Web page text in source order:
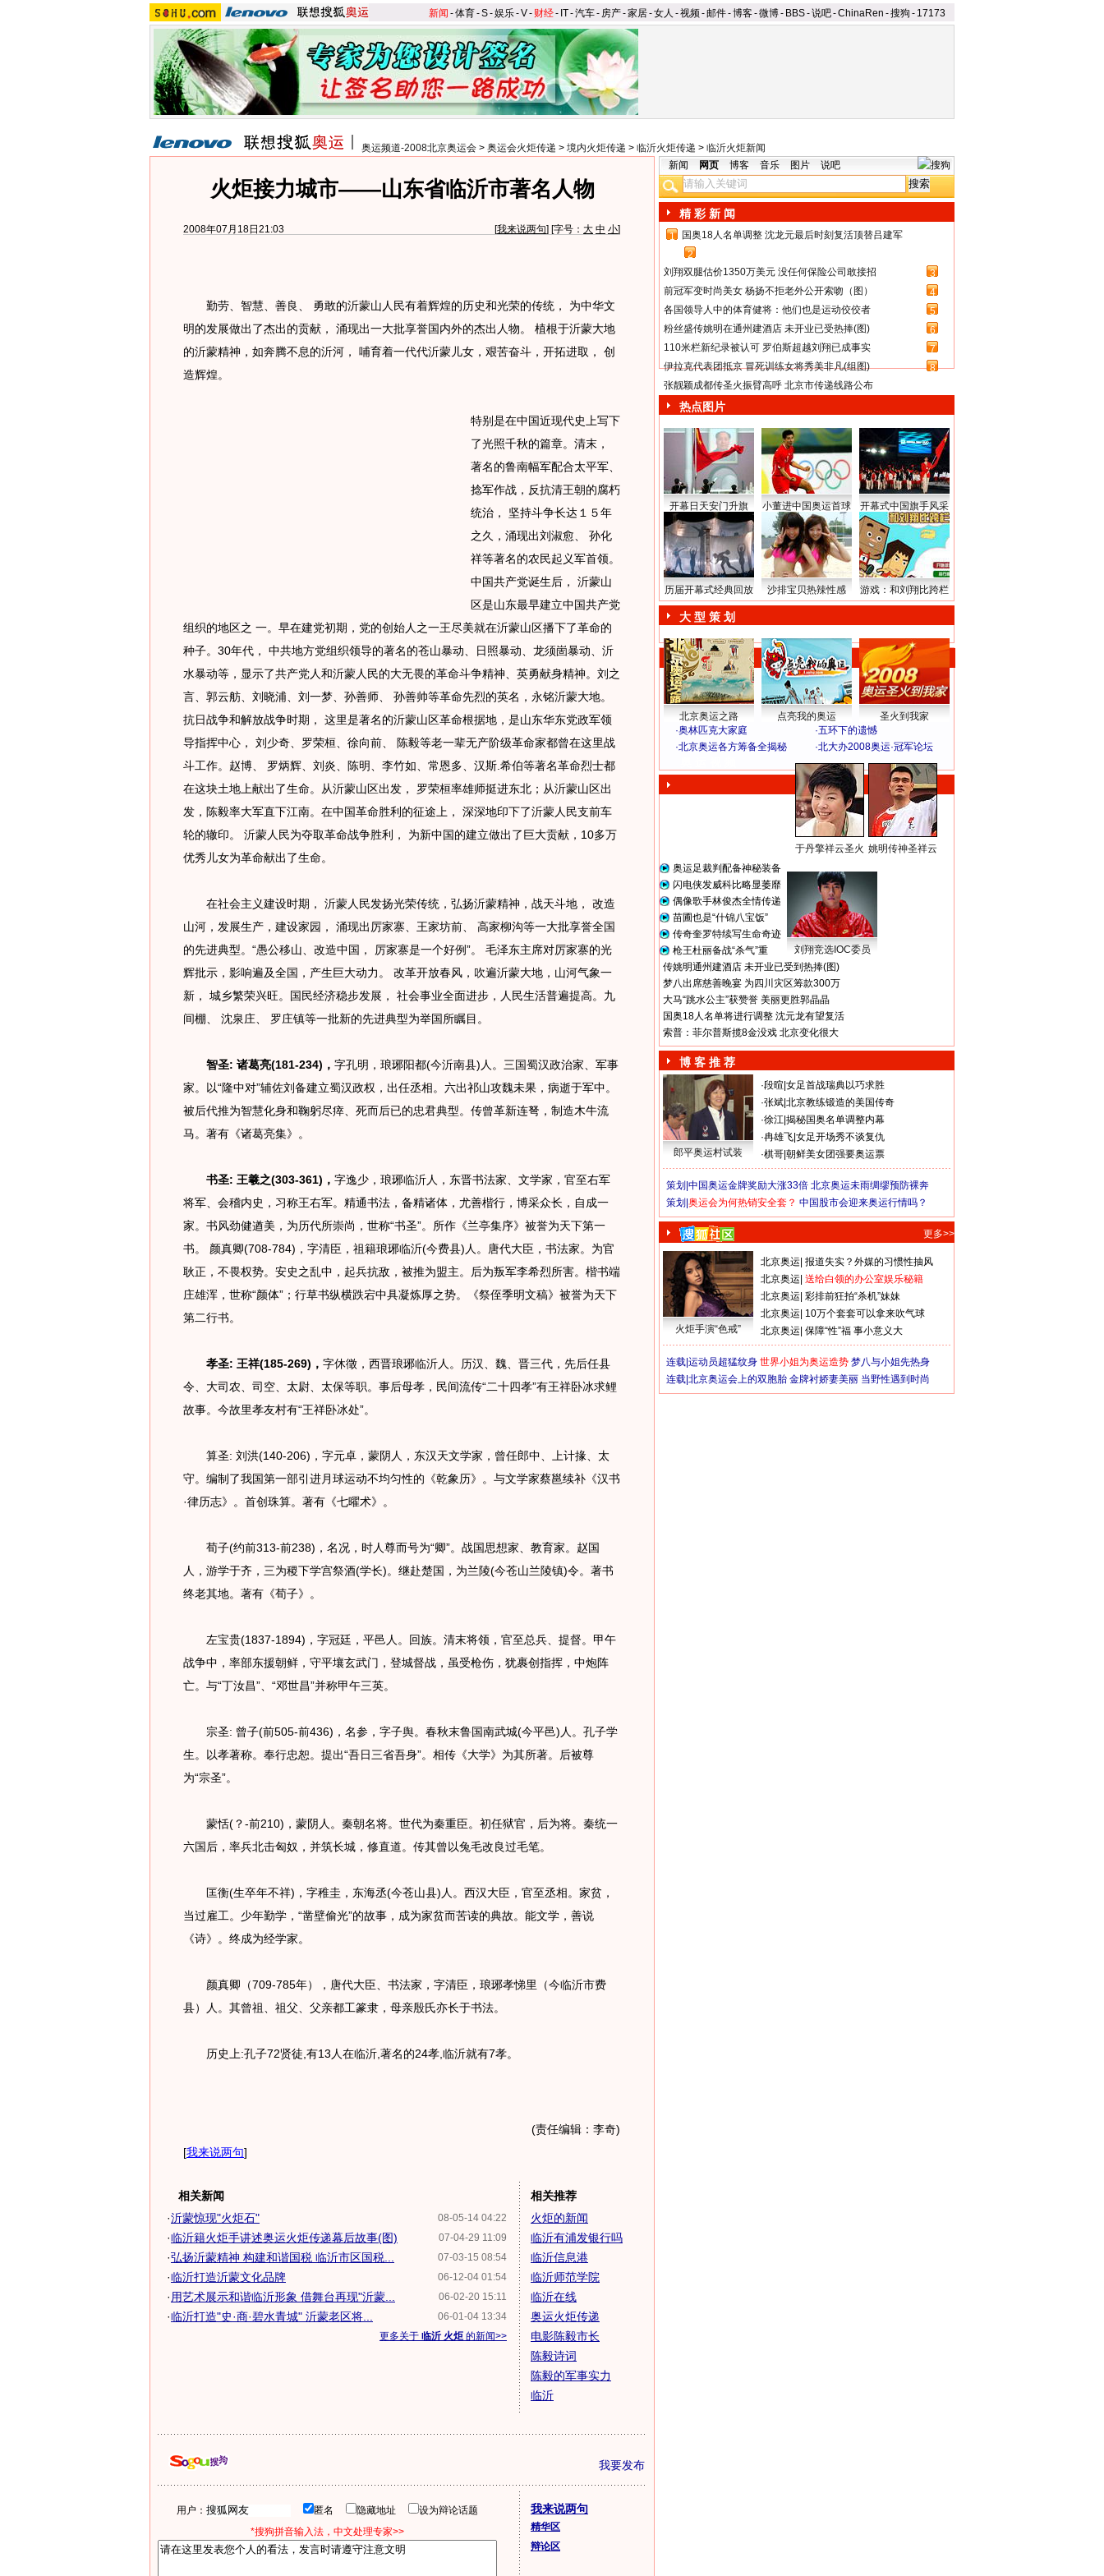
新闻 -体育-S-娱乐-V- 财经- IT-汽车- 房产-家居-女人 -视频-邮件-博客-微博- BBS-说吧-ChinaRen -搜狗 - 17173
奥运频道-2008北京奥运会 > 奥运会火炬传递 > 境内火炬传递 > 临沂火炬传递 > 临沂火炬新闻
火炬接力城市——山东省临沂市著名人物
2008年07月18日21:03 [我来说两句] [字号： 大 中 小]
勤劳、智慧、善良、 勇敢的沂蒙山人民有着辉煌的历史和光荣的传统， 为中华文
明的发展做出了杰出的贡献， 涌现出一大批享誉国内外的杰出人物。 植根于沂蒙大地
的沂蒙精神，如奔腾不息的沂河， 哺育着一代代沂蒙儿女，艰苦奋斗，开拓进取， 创
造辉煌。
特别是在中国近现代史上写下
了光照千秋的篇章。清末，
著名的鲁南幅军配合太平军、
捻军作战，反抗清王朝的腐朽
统治， 坚持斗争长达１５年
之久，涌现出刘淑愈、 孙化
祥等著名的农民起义军首领。
中国共产党诞生后， 沂蒙山
区是山东最早建立中国共产党
组织的地区之 一。早在建党初期，党的创始人之一王尽美就在沂蒙山区播下了革命的
种子。30年代， 中共地方党组织领导的著名的苍山暴动、日照暴动、龙须崮暴动、沂
水暴动等，显示了共产党人和沂蒙人民的大无畏的革命斗争精神、英勇献身精神。刘之
言、郭云舫、刘晓浦、刘一梦、孙善师、 孙善帅等革命先烈的英名，永铭沂蒙大地。
抗日战争和解放战争时期， 这里是著名的沂蒙山区革命根据地，是山东华东党政军领
导指挥中心， 刘少奇、罗荣桓、徐向前、 陈毅等老一辈无产阶级革命家都曾在这里战
斗工作。赵博、 罗炳辉、刘炎、陈明、李竹如、常恩多、汉斯.希伯等著名革命烈士都
在这块土地上献出了生命。从沂蒙山区出发， 罗荣桓率雄师挺进东北；从沂蒙山区出
发，陈毅率大军直下江南。在中国革命胜利的征途上， 深深地印下了沂蒙人民支前车
轮的辙印。 沂蒙人民为夺取革命战争胜利， 为新中国的建立做出了巨大贡献，10多万
优秀儿女为革命献出了生命。
在社会主义建设时期， 沂蒙人民发扬光荣传统，弘扬沂蒙精神，战天斗地， 改造
山河，发展生产，建设家园， 涌现出厉家寨、王家坊前、 高家柳沟等一大批享誉全国
的先进典型。“愚公移山、改造中国， 厉家寨是一个好例”。 毛泽东主席对厉家寨的光
辉批示，影响遍及全国，产生巨大动力。 改革开放春风，吹遍沂蒙大地，山河气象一
新， 城乡繁荣兴旺。国民经济稳步发展， 社会事业全面进步，人民生活普遍提高。九
间棚、 沈泉庄、 罗庄镇等一批新的先进典型为举国所瞩目。
智圣: 诸葛亮(181-234)， 字孔明，琅琊阳都(今沂南县)人。三国蜀汉政治家、军事
家。以“隆中对”辅佐刘备建立蜀汉政权，出任丞相。六出祁山攻魏未果，病逝于军中。
被后代推为智慧化身和鞠躬尽瘁、死而后已的忠君典型。传曾革新连弩，制造木牛流
马。著有《诸葛亮集》。
书圣: 王羲之(303-361)， 字逸少，琅琊临沂人，东晋书法家、文学家，官至右军
将军、会稽内史，习称王右军。精通书法，备精诸体，尤善楷行，博采众长，自成一
家。书风劲健遒美，为历代所崇尚，世称“书圣”。所作《兰亭集序》被誉为天下第一
书。 颜真卿(708-784)，字清臣，祖籍琅琊临沂(今费县)人。唐代大臣，书法家。为官
耿正，不畏权势。安史之乱中，起兵抗敌，被推为盟主。后为叛军李希烈所害。楷书端
庄雄浑，世称“颜体”；行草书纵横跌宕中具凝炼厚之势。《祭侄季明文稿》被誉为天下
第二行书。
孝圣: 王祥(185-269)， 字休徵，西晋琅琊临沂人。历汉、魏、晋三代，先后任县
令、大司农、司空、太尉、太保等职。事后母孝，民间流传“二十四孝”有王祥卧冰求鲤
故事。今故里孝友村有“王祥卧冰处”。
算圣: 刘洪(140-206)，字元卓，蒙阴人，东汉天文学家，曾任郎中、上计掾、太
守。编制了我国第一部引进月球运动不均匀性的《乾象历》。与文学家蔡邕续补《汉书
·律历志》。首创珠算。著有《七曜术》。
荀子(约前313-前238)，名况，时人尊而号为“卿”。战国思想家、教育家。赵国
人，游学于齐，三为稷下学宫祭酒(学长)。继赴楚国，为兰陵(今苍山兰陵镇)令。著书
终老其地。著有《荀子》。
左宝贵(1837-1894)，字冠廷，平邑人。回族。清末将领，官至总兵、提督。甲午
战争中，率部东援朝鲜，守平壤玄武门，登城督战，虽受枪伤，犹裹创指挥，中炮阵
亡。与“丁汝昌”、“邓世昌”并称甲午三英。
宗圣: 曾子(前505-前436)，名参，字子舆。春秋末鲁国南武城(今平邑)人。孔子学
生。以孝著称。奉行忠恕。提出“吾日三省吾身”。相传《大学》为其所著。后被尊
为“宗圣”。
蒙恬(？-前210)，蒙阴人。秦朝名将。世代为秦重臣。初任狱官，后为将。秦统一
六国后，率兵北击匈奴，并筑长城，修直道。传其曾以兔毛改良过毛笔。
匡衡(生卒年不祥)，字稚圭，东海丞(今苍山县)人。西汉大臣，官至丞相。家贫，
当过雇工。少年勤学，“凿壁偷光”的故事，成为家贫而苦读的典故。能文学，善说
《诗》。终成为经学家。
颜真卿（709-785年），唐代大臣、书法家，字清臣，琅琊孝悌里（今临沂市费
县）人。其曾祖、祖父、父亲都工篆隶，母亲殷氏亦长于书法。
历史上:孔子72贤徒,有13人在临沂,著名的24孝,临沂就有7孝。
(责任编辑：李奇)
[我来说两句]
相关新闻
08-05-14 04:22
·沂蒙惊现"火炬石"
07-04-29 11:09
·临沂籍火炬手讲述奥运火炬传递幕后故事(图)
07-03-15 08:54
·弘扬沂蒙精神 构建和谐国税 临沂市区国税...
06-12-04 01:54
·临沂打造沂蒙文化品牌
06-02-20 15:11
· 用艺术展示和谐临沂形象 借舞台再现"沂蒙...
06-01-04 13:34
·临沂打造"史·商·碧水青城" 沂蒙老区将...
更多关于 临沂 火炬 的新闻>>
相关推荐
火炬的新闻
临沂有浦发银行吗
临沂信息港
临沂师范学院
临沂在线
奥运火炬传递
电影陈毅市长
陈毅诗词
陈毅的军事实力
临沂
我要发布
用户： 匿名 隐藏地址
设为辩论话题
*搜狗拼音输入法，中文处理专家>>
我来说两句
精华区
辩论区
新闻 网页 博客 音乐 图片 说吧
精 彩 新 闻
1
国奥18人名单调整 沈龙元最后时刻复活顶替吕建军
2
刘翔双腿估价1350万美元 没任何保险公司敢接招
3
前冠军变时尚美女 杨扬不拒老外公开索吻（图）
4
各国领导人中的体育健将：他们也是运动佼佼者
5
粉丝盛传姚明在通州建酒店 未开业已受热捧(图)
6
110米栏新纪录被认可 罗伯斯超越刘翔已成事实
7
伊拉克代表团抵京 冒死训练女将秀美非凡(组图)
8
张靓颖成都传圣火振臂高呼 北京市传递线路公布
热点图片
开幕日天安门升旗 小董进中国奥运首球 开幕式中国旗手风采
历届开幕式经典回放 沙排宝贝热辣性感 游戏：和刘翔比跨栏
大 型 策 划
北京奥运之路 点亮我的奥运
圣火到我家
·奥林匹克大家庭 ·五环下的遗憾
·北京奥运各方筹备全揭秘 ·北大办2008奥运·冠军论坛
于丹擎祥云圣火 姚明传神圣祥云
奥运足裁判配备神秘装备
闪电侠发威科比略显萎靡
偶像歌手林俊杰全情传递
苗圃也是“什锦八宝饭”
传奇奎罗特续写生命奇迹
枪王杜丽备战“杀气”重
刘翔竞选IOC委员
传姚明通州建酒店 未开业已受到热捧(图)
梦八出席慈善晚宴 为四川灾区筹款300万
大马“跳水公主”获赞誉 美丽更胜郭晶晶
国奥18人名单将进行调整 沈元龙有望复活
索普：菲尔普斯揽8金没戏 北京变化很大
博 客 推 荐
郎平奥运村试装
·段暄 女足首战瑞典以巧求胜
·张斌 北京教练锻造的美国传奇
·徐江 揭秘国奥名单调整内幕
·冉雄飞 女足开场秀不谈复仇
·棋哥 朝鲜美女团强要奥运票
策划| 中国奥运金牌奖励大涨33倍 北京奥运未雨绸缪预防裸奔
策划| 奥运会为何热销安全套？ 中国股市会迎来奥运行情吗？
更多>>
火炬手演“色戒”
北京奥运 报道失实？外媒的习惯性抽风
北京奥运 送给白领的办公室娱乐秘籍
北京奥运 彩排前狂拍“杀机”妹妹
北京奥运 10万个套套可以拿来吹气球
北京奥运 保障“性”福 事小意义大
连载| 运动员超猛纹身 世界小姐为奥运造势 梦八与小姐先热身
连载| 北京奥运会上的双胞胎 金牌衬娇妻美丽 当野性遇到时尚